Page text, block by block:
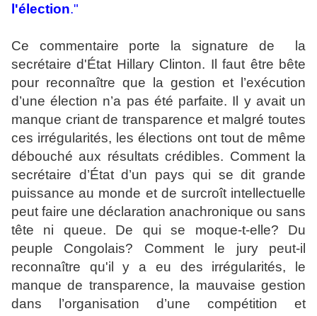
l'élection."
Ce commentaire porte la signature de la
secrétaire d'État Hillary Clinton. Il faut être bête
pour reconnaître que la gestion et l’exécution
d’une élection n’a pas été parfaite. Il y avait un
manque criant de transparence et malgré toutes
ces irrégularités, les élections ont tout de même
débouché aux résultats crédibles. Comment la
secrétaire d’État d’un pays qui se dit grande
puissance au monde et de surcroît intellectuelle
peut faire une déclaration anachronique ou sans
tête ni queue. De qui se moque-t-elle? Du
peuple Congolais? Comment le jury peut-il
reconnaître qu'il y a eu des irrégularités, le
manque de transparence, la mauvaise gestion
dans l’organisation d’une compétition et